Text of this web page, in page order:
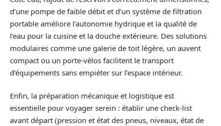
d’une pompe de faible débit et d’un système de filtration
portable améliore l’autonomie hydrique et la qualité de
l’eau pour la cuisine et la douche extérieure. Des solutions
modulaires comme une galerie de toit légère, un auvent
compact ou un porte‑vélos facilitent le transport
d’équipements sans empiéter sur l’espace intérieur.
Enfin, la préparation mécanique et logistique est
essentielle pour voyager serein : établir une check‑list
avant départ (pression et état des pneus, niveaux, état de